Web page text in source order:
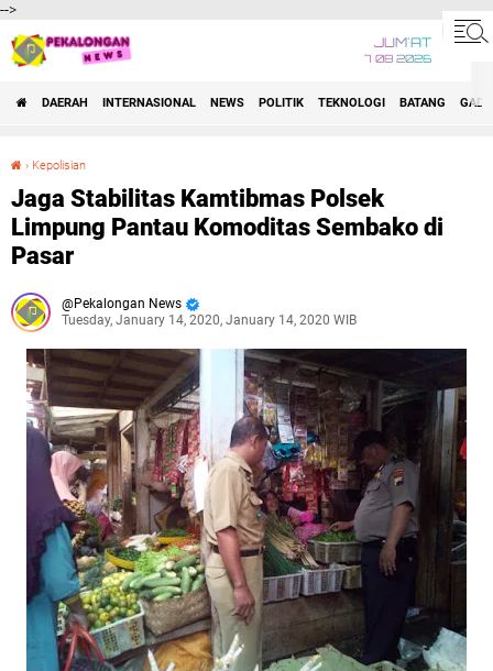
-->
JUM'AT
7 08 2026
DAERAH INTERNASIONAL NEWS POLITIK TEKNOLOGI BATANG
› Kepolisian
Jaga Stabilitas Kamtibmas Polsek
Limpung Pantau Komoditas Sembako di
Pasar
Pekalongan News
Tuesday, January 14, 2020, January 14, 2020 WIB